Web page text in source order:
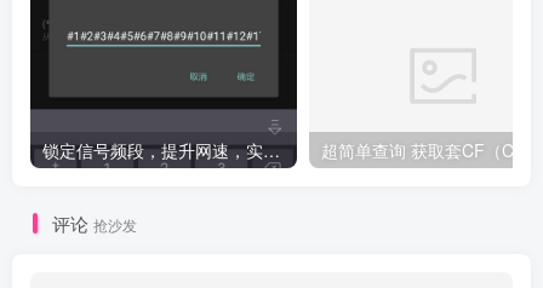
锁定信号频段，提升网速，实测有效（必须root）
评论 抢沙发